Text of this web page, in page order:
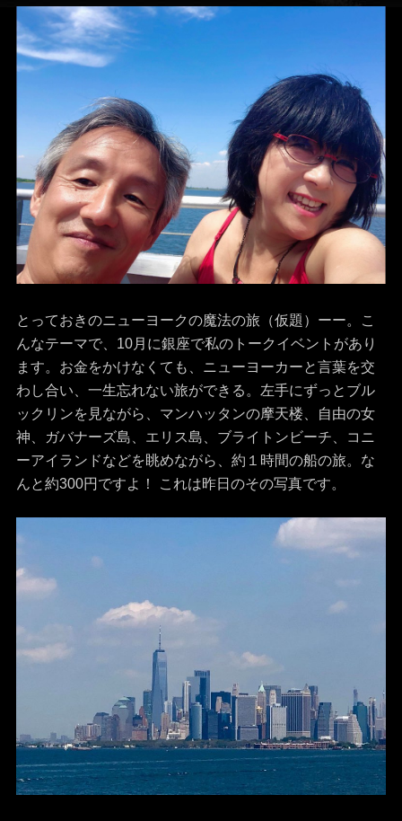
とっておきのニューヨークの魔法の旅（仮題）ーー。こ
んなテーマで、10月に銀座で私のトークイベントがあり
ます。お金をかけなくても、ニューヨーカーと言葉を交
わし合い、一生忘れない旅ができる。左手にずっとブル
ックリンを見ながら、マンハッタンの摩天楼、自由の女
神、ガバナーズ島、エリス島、ブライトンビーチ、コニ
ーアイランドなどを眺めながら、約１時間の船の旅。な
んと約300円ですよ！ これは昨日のその写真です。